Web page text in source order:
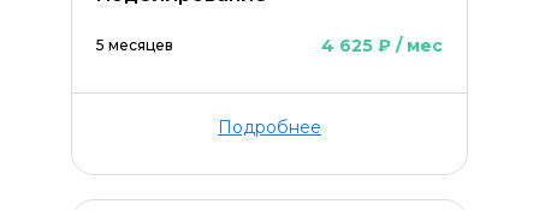
5 месяцев 4 625 ₽ / мес
Подробнее